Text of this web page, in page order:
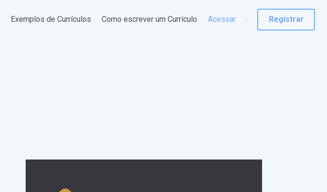
Exemplos de Currículos Como escrever um Currículo Acessar Registrar